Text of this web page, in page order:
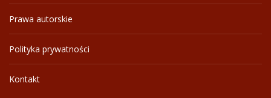
Prawa autorskie
Polityka prywatności
Kontakt